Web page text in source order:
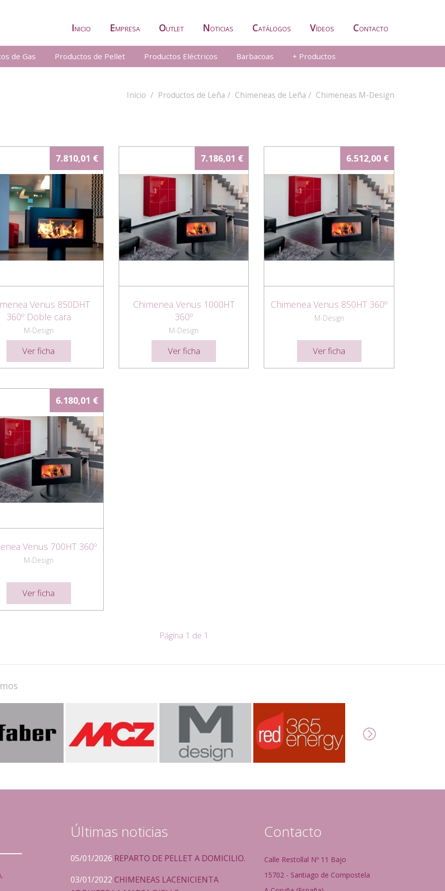
INICIO EMPRESA OUTLET NOTICIAS CATÁLOGOS VÍDEOS CONTACTO
de Gas Productos de Pellet Productos Eléctricos Barbacoas + Productos
Inicio Productos de Leña Chimeneas de Leña Chimeneas M-Design
7.810,01 €
Venus 850DHT
360º Doble cara
M-Design
Ver ficha
7.186,01 €
Chimenea Venus 1000HT
360º
M-Design
Ver ficha
6.512,00 €
Chimenea Venus 850HT 360º
M-Design
Ver ficha
6.180,01 €
Venus 700HT 360º
M-Design
Ver ficha
Página 1 de 1
Últimas noticias
05/01/2026 REPARTO DE PELLET A DOMICILIO.
03/01/2022 CHIMENEAS LACENICIENTA
Contacto
Calle Restollal Nº 11 Bajo
15702 - Santiago de Compostela